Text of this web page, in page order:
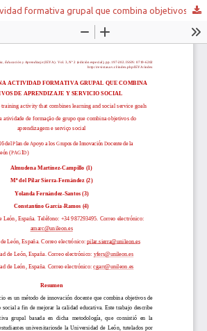
Evaluando una actividad formativa grupal que combina objetivos de aprendizaje y servicio social